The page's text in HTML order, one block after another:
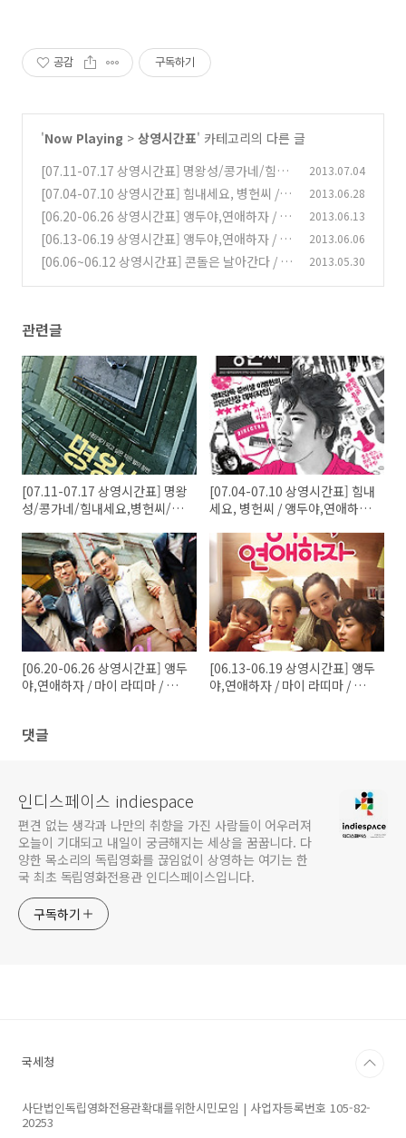
공감 구독하기
'Now Playing > 상영시간표' 카테고리의 다른 글
[07.11-07.17 상영시간표] 명왕성/콩가네/힘내
세요,병헌씨/그녀의 연기 외 (0)
2013.07.04
[07.04-07.10 상영시간표] 힘내세요, 병헌씨 /
앵두야,연애하자 / 춤추는 숲 / 마이 라띠마 외
(0)
2013.06.28
[06.20-06.26 상영시간표] 앵두야,연애하자 / 마
이 라띠마 / 그녀의 연기 / 춤추는 숲 / 콘돌은 날
아간다 / 잠 못 드는 밤 외
(0)
2013.06.13
[06.13-06.19 상영시간표] 앵두야,연애하자 / 마
이 라띠마 / 그녀의 연기 / 춤추는 숲 / 콘돌은 날
2013.06.06
[06.06~06.12 상영시간표] 콘돌은 날아간다 / 잠
2013.05.30
관련글
[07.11-07.17 상영시간표] 명왕
성/콩가네/힘내세요,병헌씨/그
[07.04-07.10 상영시간표] 힘내
세요, 병헌씨 / 앵두야,연애하자
[06.20-06.26 상영시간표] 앵두
야,연애하자 / 마이 라띠마 / 그
[06.13-06.19 상영시간표] 앵두
야,연애하자 / 마이 라띠마 / 그
댓글
인디스페이스 indiespace
편견 없는 생각과 나만의 취향을 가진 사람들이 어우러져
오늘이 기대되고 내일이 궁금해지는 세상을 꿈꿉니다. 다
양한 목소리의 독립영화를 끊임없이 상영하는 여기는 한
국 최초 독립영화전용관 인디스페이스입니다.
구독하기
국세청
사단법인독립영화전용관확대를위한시민모임 | 사업자등록번호 105-82-
20253